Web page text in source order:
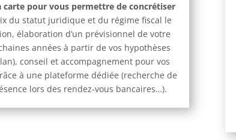
carte pour vous permettre de concrétiser
du statut juridique et du régime fiscal le
élaboration d’un prévisionnel de votre
années à partir de vos hypothèses
conseil et accompagnement pour vos
à une plateforme dédiée (recherche de
lors des rendez-vous bancaires…).